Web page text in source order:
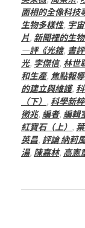
面相的全像科技
生物多樣性, 宇
片, 新聞裡的生
—評《光錐, 書
光, 李傑信, 林世
和生產, 焦點報
的建立與維護,
（下） , 科學新
徵兆, 編者, 編輯
紅寶石（上） ,
英昌, 評論 納莉
湯, 陳嘉林, 高憲